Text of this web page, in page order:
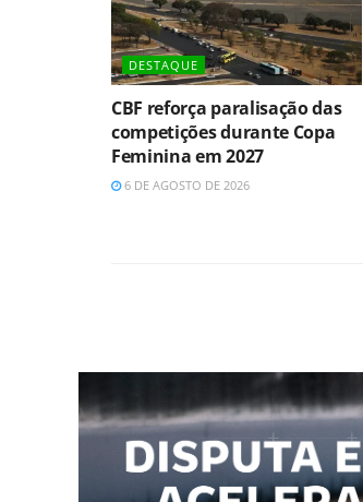
DESTAQUE
CBF reforça paralisação das
competições durante Copa
Feminina em 2027
6 DE AGOSTO DE 2026